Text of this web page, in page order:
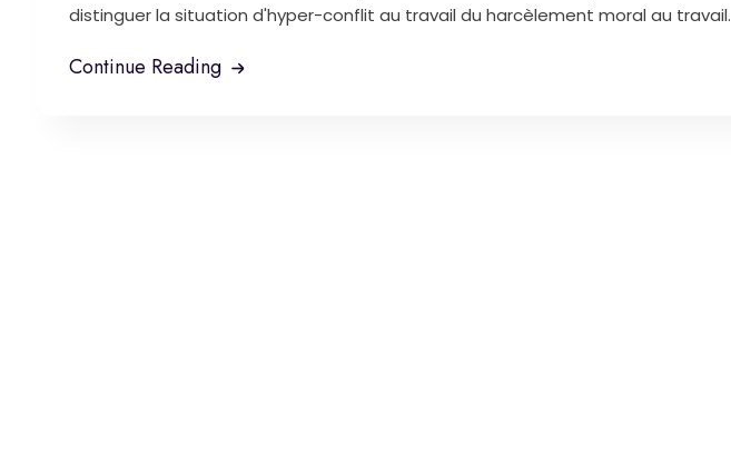
distinguer la situation d'hyper-conflit au travail du harcèlement moral au travail.
Continue Reading